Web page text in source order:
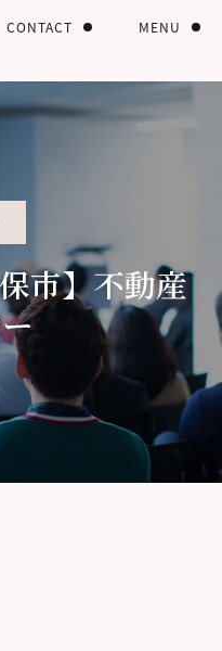
MENU
CONTACT
市】不動産